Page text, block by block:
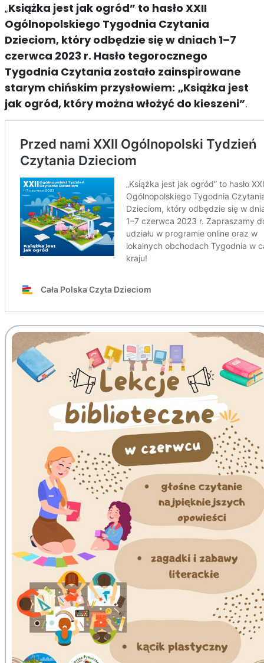
„Książka jest jak ogród” to hasło XXII
Ogólnopolskiego Tygodnia Czytania
Dzieciom, który odbędzie się w dniach 1–7
czerwca 2023 r. Hasło tegorocznego
Tygodnia Czytania zostało zainspirowane
starym chińskim przysłowiem: „Książka jest
jak ogród, który można włożyć do kieszeni”.